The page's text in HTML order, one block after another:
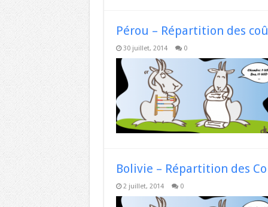
Pérou – Répartition des
30 juillet, 2014 0
Bolivie – Répartition des
2 juillet, 2014 0